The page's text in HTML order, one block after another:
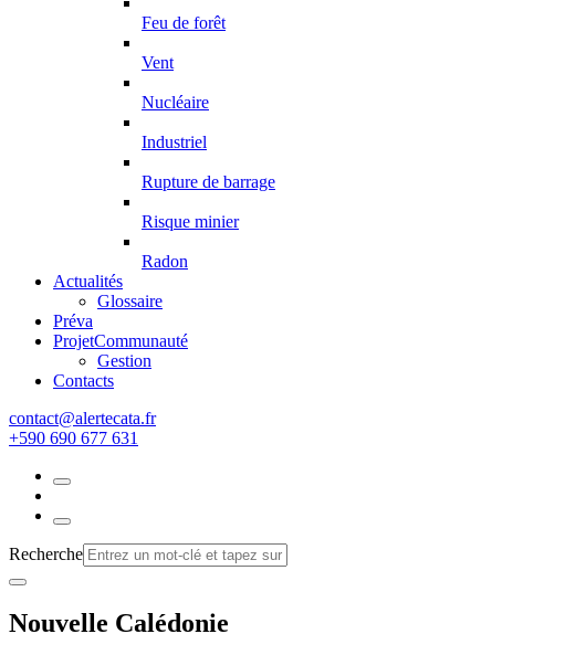
Feu de forêt
Vent
Nucléaire
Industriel
Rupture de barrage
Risque minier
Radon
Actualités
Glossaire
Préva
ProjetCommunauté
Gestion
Contacts
rf.atacetrela@tcatnoc
+590 690 677 631
Recherche
Nouvelle Calédonie